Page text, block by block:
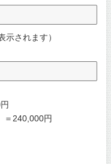
されます）
＝240,000円